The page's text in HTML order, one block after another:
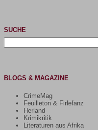
SUCHE
nach:
BLOGS & MAGAZINE
CrimeMag
Feuilleton & Firlefanz
Herland
Krimikritik
Literaturen aus Afrika